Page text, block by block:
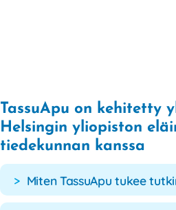
TassuApu on kehitetty
Helsingin yliopiston
tiedekunnan kanssa
Miten TassuApu tukee